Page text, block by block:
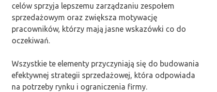
celów sprzyja lepszemu zarządzaniu zespołem
sprzedażowym oraz zwiększa motywację
pracowników, którzy mają jasne wskazówki co do
oczekiwań.
Wszystkie te elementy przyczyniają się do budowania
efektywnej strategii sprzedażowej, która odpowiada
na potrzeby rynku i ograniczenia firmy.